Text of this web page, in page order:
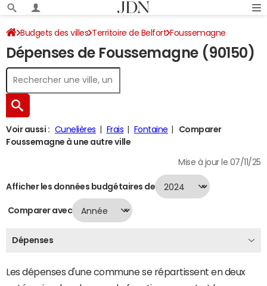
Budgets des villes Territoire de Belfort Foussemagne
Dépenses 2024
Dépenses de Foussemagne (90150)
Voir aussi : Cunelières Frais Fontaine
Comparer
Foussemagne à une autre ville
Mise à jour le 07/11/25
Afficher les données budgétaires de
Comparer avec
Dépenses
Les dépenses d'une commune se répartissent en deux